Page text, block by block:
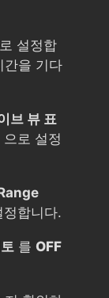
로 설정합
간을 기다
브 뷰 표
으로 설정
정합니다.
를 OFF